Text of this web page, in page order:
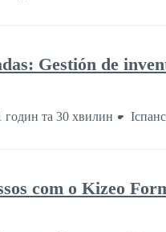
Gestión de
та 30 хвилин
com o Kizeo